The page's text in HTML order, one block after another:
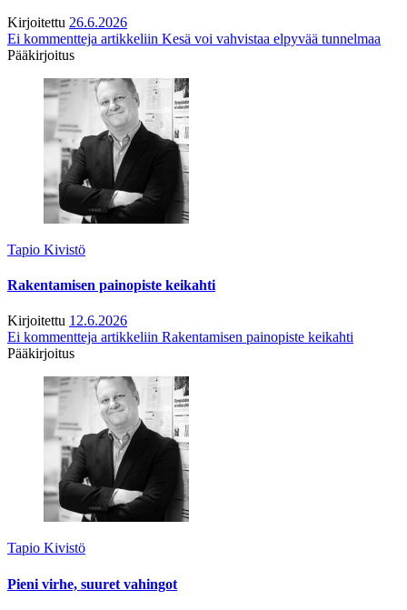
Kirjoitettu 26.6.2026
Ei kommentteja artikkeliin Kesä voi vahvistaa elpyvää tunnelmaa
Pääkirjoitus
Tapio Kivistö
Rakentamisen painopiste keikahti
Kirjoitettu 12.6.2026
Ei kommentteja artikkeliin Rakentamisen painopiste keikahti
Pääkirjoitus
Tapio Kivistö
Pieni virhe, suuret vahingot